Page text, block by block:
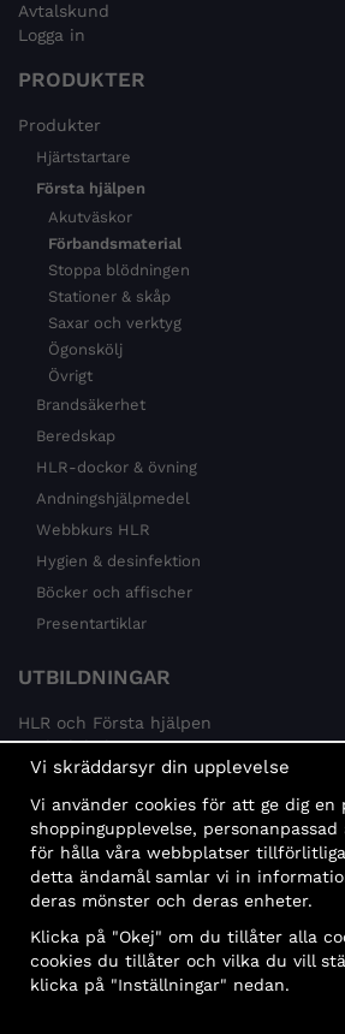
Avtalskund
Logga in
PRODUKTER
Produkter
Hjärtstartare
Första hjälpen
Akutväskor
Förbandsmaterial
Stoppa blödningen
Stationer & skåp
Saxar och verktyg
Ögonskölj
Övrigt
Brandsäkerhet
Beredskap
HLR-dockor & övning
Andningshjälpmedel
Webbkurs HLR
Hygien & desinfektion
Böcker och affischer
Presentartiklar
UTBILDNINGAR
HLR och Första hjälpen
Psykisk hälsa
Brandskydd
MÅLGRUPPER
Offentlig sektor och företag
Privatpersoner
Delbetalning
Vi skräddarsyr din upplevelse
Vi använder cookies för att ge dig en
shoppingupplevelse, personanpassad
för hålla våra webbplatser
detta ändamål samlar vi in
deras mönster och deras enheter.
Klicka på "Okej" om du tillåter alla
cookies du tillåter och vilka du vill
klicka på "Inställningar" nedan.